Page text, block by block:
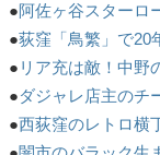
●阿佐ヶ谷スターロ
●荻窪「鳥繁」で20
● リア充は敵！中野
●ダジャレ店主のチ
●西荻窪のレトロ横